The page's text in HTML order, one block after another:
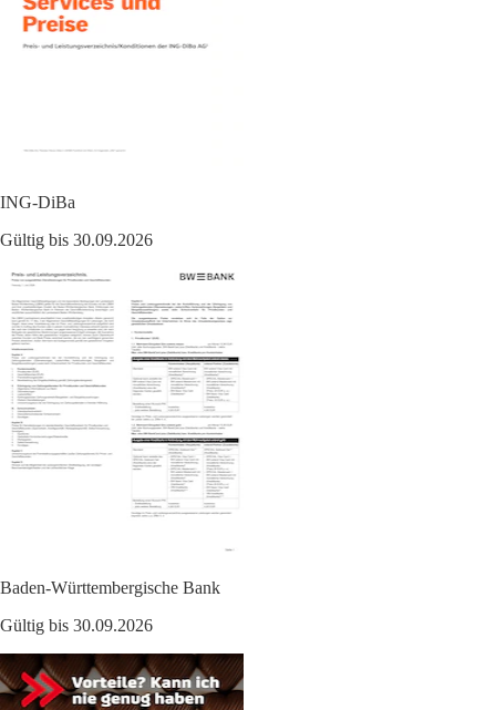
ING-DiBa
Gültig bis 30.09.2026
Baden-Württembergische Bank
Gültig bis 30.09.2026